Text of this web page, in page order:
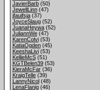
JavierBarb(50)
JewellLinn(47)
jfauifsja(37)
JoyceSlaug(52)
JuanaHeywa(52)
JuliannWe(47)
KarenColvi(53)
KatiaOgden(45)
KeeshaLivi(53)
KellieMcS(51)
KGTBelen39(53)
KieraMcFar(36)
KraigTelle(39)
LannyNicol(48)
LenaFlanig(46)